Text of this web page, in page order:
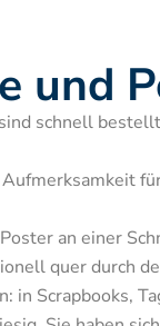
und
schnell
an einer
quer durch